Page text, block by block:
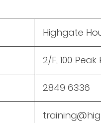
Highgate
2/F, 100
2849 6336